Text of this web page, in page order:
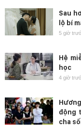
Sau
lộ bí
5 giờ
Hệ
học
4 giờ
động
cha